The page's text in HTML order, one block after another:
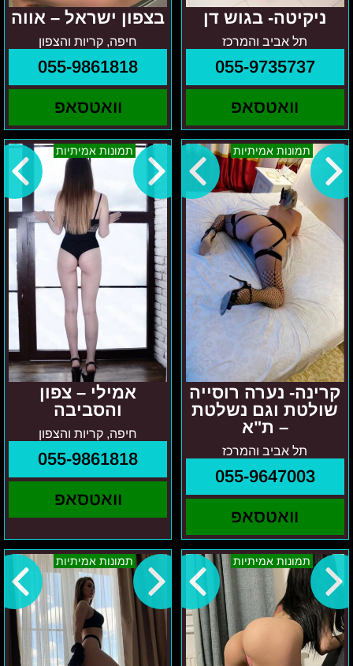
ניקיטה- בגוש דן
תל אביב והמרכז
055-9735737
וואטסאפ
בצפון ישראל – אווה
חיפה, קריות והצפון
055-9861818
וואטסאפ
תמונות אמיתיות
קרינה- נערה רוסייה
שולטת וגם נשלטת
– ת"א
תל אביב והמרכז
055-9647003
וואטסאפ
קרינה-
נערה
רוסייה
שולטת
וגם
נשלטת
–
ת"א
תמונות אמיתיות
אמילי – צפון
והסביבה
חיפה, קריות והצפון
055-9861818
וואטסאפ
אמילי
–
והסביבה
תמונות אמיתיות
תל
אביב-
מרינה
תמונות אמיתיות
ג'ני
–
ת"א